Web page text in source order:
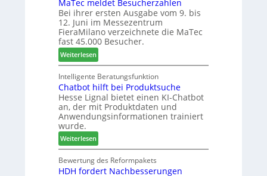
r
e
r
r
P
l
a
n
t
a
g
r
ä
s
e
r
u
n
d
-
V
e
r
b
i
n
d
e
a
r
e
-
A
k
t
i
o
n
s
w
o
c
h
e
MaTec meldet Besucherzahlen
Bei ihrer ersten Ausgabe vom 9. bis
12. Juni im Messezentrum
FieraMilano verzeichnete die MaTec
fast 45.000 Besucher.
Weiterlesen:
M
a
T
e
c
m
l
d
e
t
Intelligente Beratungsfunktion
Chatbot hilft bei Produktsuche
Hesse Lignal bietet einen KI-Chatbot
an, der mit Produktdaten und
Anwendungsinformationen trainiert
wurde.
Weiterlesen:
C
h
a
Bewertung des Reformpakets
HDH fordert Nachbesserungen